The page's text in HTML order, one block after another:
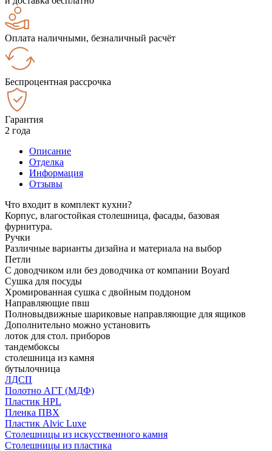
Оплата наличными, безналичный расчёт
Беспроцентная рассрочка
Гарантия
2 года
Описание
Отделка
Информация
Отзывы
Что входит в комплект кухни?
Корпус, влагостойкая столешница, фасады, базовая
фурнитура.
Ручки
Различные варианты дизайна и материала на выбор
Петли
С доводчиком или без доводчика от компании Boyard
Сушка для посуды
Хромированная сушка с двойным поддоном
Направляющие пвш
Полновыдвижные шариковые направляющие для ящиков
Дополнительно можно установить
лоток для стол. приборов
тандембоксы
столешница из камня
бутылочница
ЛДСП
Полотно АГТ (МДФ)
Пластик HPL
Пленка ПВХ
Пластик Alvic Luxe
Столешницы из искусственного камня
Столешницы из пластика